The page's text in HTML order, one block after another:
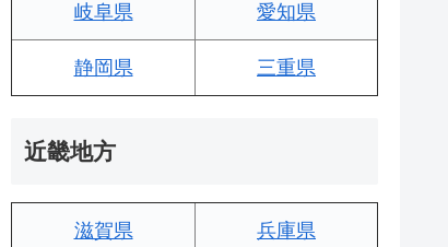
岐阜県 愛知県
静岡県 三重県
近畿地方
滋賀県 兵庫県